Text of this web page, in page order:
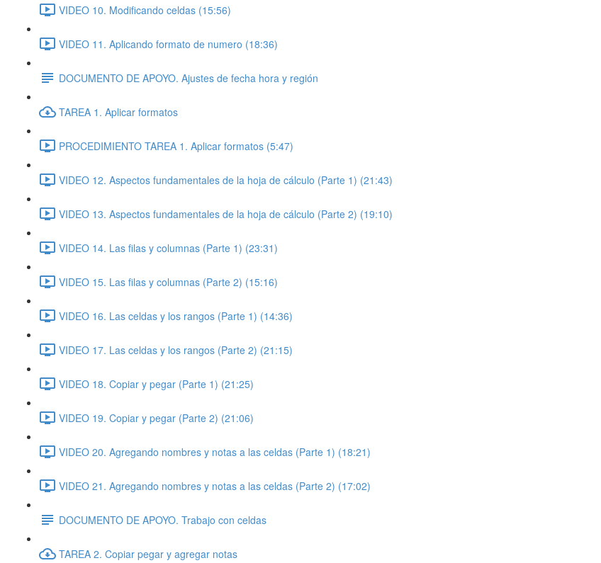
VIDEO 10. Modificando celdas (15:56)
VIDEO 11. Aplicando formato de numero (18:36)
DOCUMENTO DE APOYO. Ajustes de fecha hora y región
TAREA 1. Aplicar formatos
PROCEDIMIENTO TAREA 1. Aplicar formatos (5:47)
VIDEO 12. Aspectos fundamentales de la hoja de cálculo (Parte 1) (21:43)
VIDEO 13. Aspectos fundamentales de la hoja de cálculo (Parte 2) (19:10)
VIDEO 14. Las filas y columnas (Parte 1) (23:31)
VIDEO 15. Las filas y columnas (Parte 2) (15:16)
VIDEO 16. Las celdas y los rangos (Parte 1) (14:36)
VIDEO 17. Las celdas y los rangos (Parte 2) (21:15)
VIDEO 18. Copiar y pegar (Parte 1) (21:25)
VIDEO 19. Copiar y pegar (Parte 2) (21:06)
VIDEO 20. Agregando nombres y notas a las celdas (Parte 1) (18:21)
VIDEO 21. Agregando nombres y notas a las celdas (Parte 2) (17:02)
DOCUMENTO DE APOYO. Trabajo con celdas
TAREA 2. Copiar pegar y agregar notas